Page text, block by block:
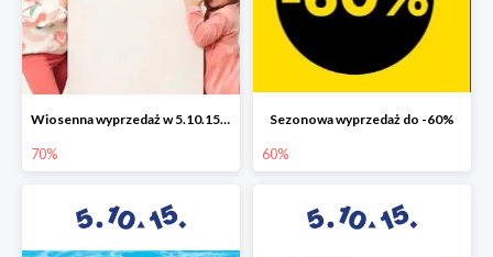
Wiosenna wyprzedaż w 5.10.15 do -70%
70%
Sezonowa wyprzedaż do -60%
60%